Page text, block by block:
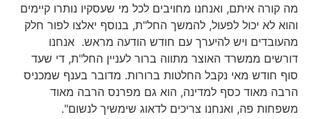
מה קורה איתם, ואנחנו מחויבים לכל מי שעסקיו נותרו קיימים
והוא לא יכול לפעול, להמשך החל"ת, בנוסף יאלצו לפור חלק
מהעובדים ויש להיערך עם חודש הודעה מראש. אנחנו
דורשים ממשרד האוצר מתווה ברור לעניין החל"ת, די שעד
סוף חודש מאי נקבל החלטות ברורות. מדובר בענף שמכניס
הרבה מאוד כסף למדינה, הוא גם מפרנס הרבה מאוד
משפחות פה, ואנחנו צריכים לדאוג שימשיך לנשום".